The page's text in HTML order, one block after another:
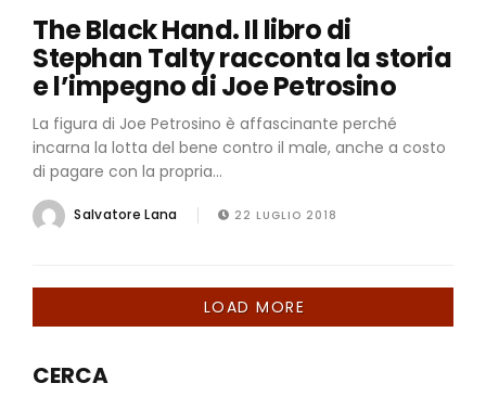
The Black Hand. Il libro di
Stephan Talty racconta la storia
e l’impegno di Joe Petrosino
La figura di Joe Petrosino è affascinante perché
incarna la lotta del bene contro il male, anche a costo
di pagare con la propria...
Salvatore Lana 22 LUGLIO 2018
LOAD MORE
CERCA